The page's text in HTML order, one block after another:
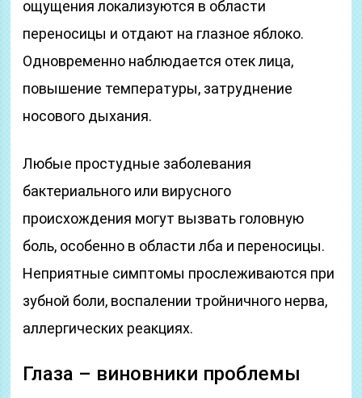
ощущения локализуются в области
переносицы и отдают на глазное яблоко.
Одновременно наблюдается отек лица,
повышение температуры, затруднение
носового дыхания.
Любые простудные заболевания
бактериального или вирусного
происхождения могут вызвать головную
боль, особенно в области лба и переносицы.
Неприятные симптомы прослеживаются при
зубной боли, воспалении тройничного нерва,
аллергических реакциях.
Глаза – виновники проблемы